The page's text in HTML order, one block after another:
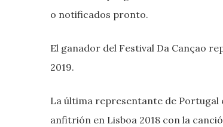
o notificados pronto.
El ganador del Festival Da Cançao
2019.
La última representante de Portugal
anfitrión en Lisboa 2018 con la